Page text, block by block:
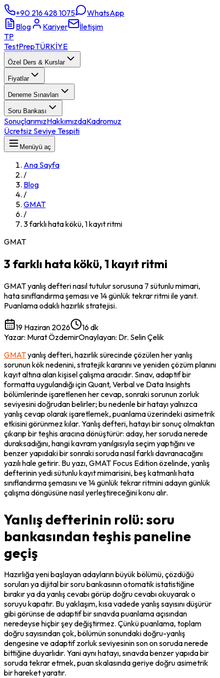
+90 216 428 1075
WhatsApp
Blog
Kariyer
İletişim
TP
TestPrepTÜRKİYE
Özel Ders & Kurslar
Fiyatlar
Deneme Sınavları
Soru Bankası
SonuçlarımızHakkımızdaKadromuz
Ücretsiz Seviye Tespiti
Menüyü aç
Ana Sayfa
/
Blog
/
GMAT
/
3 farklı hata kökü, 1 kayıt ritmi
GMAT
3 farklı hata kökü, 1 kayıt ritmi
GMAT yanlış defteri nasıl tutulur sorusuna 7 sütunlu mimari,
hata sınıflandırma şeması ve 14 günlük tekrar ritmi ile yanıt.
Puanlama odaklı hazırlık stratejisi.
19 Haziran 2026
16 dk
Yazar: Murat ÖzdemirOnaylayan: Dr. Selin Çelik
GMAT yanlış defteri, hazırlık sürecinde çözülen her yanlış
sorunun kök nedenini, stratejik kararını ve yeniden çözüm planını
kayıt altına alan kişisel çalışma aracıdır. Sınav, adaptif bir
formatta uygulandığı için Quant, Verbal ve Data Insights
bölümlerinde işaretlenen her cevap, sonraki sorunun zorluk
seviyesini doğrudan belirler; bu nedenle bir hatayı yalnızca
yanlış cevap olarak işaretlemek, puanlama üzerindeki asimetrik
etkisini görünmez kılar. Yanlış defteri, hatayı bir sonuç olmaktan
çıkarıp bir teşhis aracına dönüştürür: aday, her soruda nerede
duraksadığını, hangi kavram yanılgısıyla seçim yaptığını ve
benzer yapıdaki bir sonraki soruda nasıl farklı davranacağını
yazılı hale getirir. Bu yazı, GMAT Focus Edition özelinde, yanlış
defterinin yedi sütunlu kayıt mimarisini, beş katmanlı hata
sınıflandırma şemasını ve 14 günlük tekrar ritmini adayın günlük
çalışma döngüsüne nasıl yerleştireceğini konu alır.
Yanlış defterinin rolü: soru
bankasından teşhis paneline
geçiş
Hazırlığa yeni başlayan adayların büyük bölümü, çözdüğü
soruları ya dijital bir soru bankasının otomatik istatistiğine
bırakır ya da yanlış cevabı görüp doğru cevabı okuyarak o
soruyu kapatır. Bu yaklaşım, kısa vadede yanlış sayısını düşürür
gibi görünse de adaptif bir sınavda puanlama açısından
neredeyse hiçbir şey değiştirmez. Çünkü puanlama, toplam
doğru sayısından çok, bölümün sonundaki doğru-yanlış
dengesine ve adaptif zorluk seviyesinin son on soruda nerede
bittiğine duyarlıdır. Yani aynı hatayı, sınavda benzer yapıda bir
soruda tekrar etmek, puan skalasında geriye doğru asimetrik
bir hareket yaratır.